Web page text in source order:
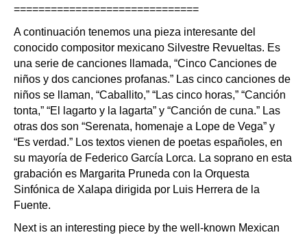
==============================
A continuación tenemos una pieza interesante del
conocido compositor mexicano Silvestre Revueltas. Es
una serie de canciones llamada, “Cinco Canciones de
niños y dos canciones profanas.” Las cinco canciones de
niños se llaman, “Caballito,” “Las cinco horas,” “Canción
tonta,” “El lagarto y la lagarta” y “Canción de cuna.” Las
otras dos son “Serenata, homenaje a Lope de Vega” y
“Es verdad.” Los textos vienen de poetas españoles, en
su mayoría de Federico García Lorca. La soprano en esta
grabación es Margarita Pruneda con la Orquesta
Sinfónica de Xalapa dirigida por Luis Herrera de la
Fuente.
Next is an interesting piece by the well-known Mexican